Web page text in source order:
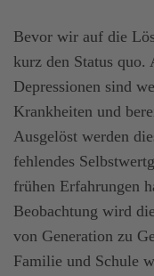
Bevor wir auf die
kurz den Status quo.
Depressionen sind
Krankheiten und
Ausgelöst werden
fehlendes
frühen Erfahrungen
Beobachtung wird
von Generation zu
Familie und Schule